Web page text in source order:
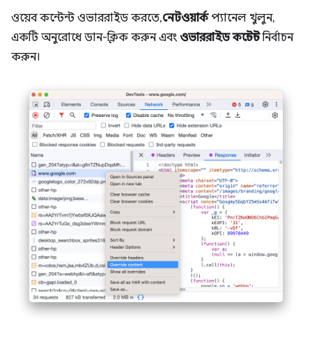
ওয়েব কন্টেন্ট ওভাররাইড করতে,নেটওয়ার্কপ্যানেল খুলুন,
একটি অনুরোধে ডান-ক্লিক করুন এবং ওভাররাইড কন্টেন্টনির্বাচন
করুন।